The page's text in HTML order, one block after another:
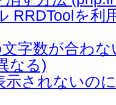
RRDToolを利
字数が合わな
なる)
示されないの